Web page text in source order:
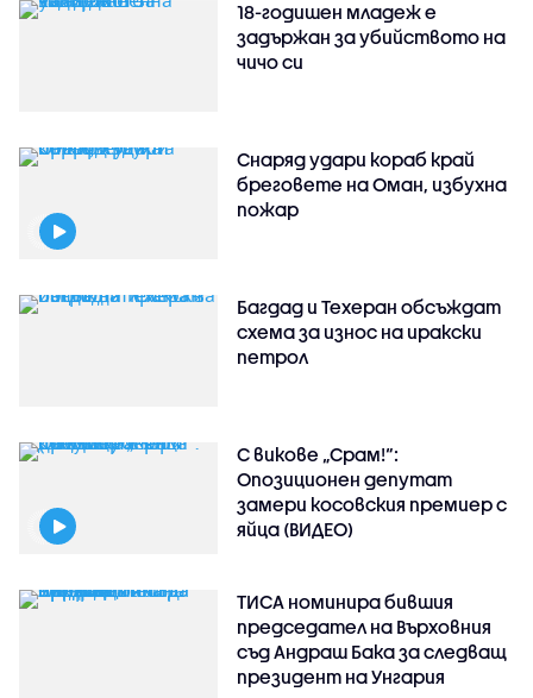
18-годишен младеж е
задържан за убийството на
чичо си
Снаряд удари кораб край
бреговете на Оман, избухна
пожар
Багдад и Техеран обсъждат
схема за износ на иракски
петрол
С викове „Срам!“:
Опозиционен депутат
замери косовския премиер с
яйца (ВИДЕО)
ТИСА номинира бившия
председател на Върховния
съд Андраш Бака за следващ
президент на Унгария